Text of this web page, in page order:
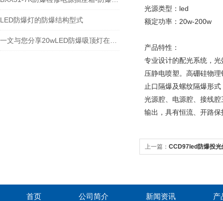
LED防爆灯的防爆结构型式
光源类型：led
额定功率：20w-200w
产品特性：
专业设计的配光系统，
压静电喷塑。高硼硅物
止口隔爆及螺纹隔爆形
光源腔、电源腔、接线
输出，具有恒流、开路
上一篇： CCD97led防爆投光
首页 公司简介 新闻资讯 产